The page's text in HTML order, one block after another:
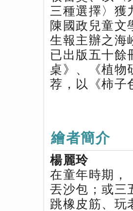
三種選擇〉獲
陳國政兒童文
生報主辦之海
已出版五十餘
桌》、《植物
荐，以《柿子
繪者簡介
楊麗玲
在童年時期，
丟沙包；或三
跳橡皮筋、